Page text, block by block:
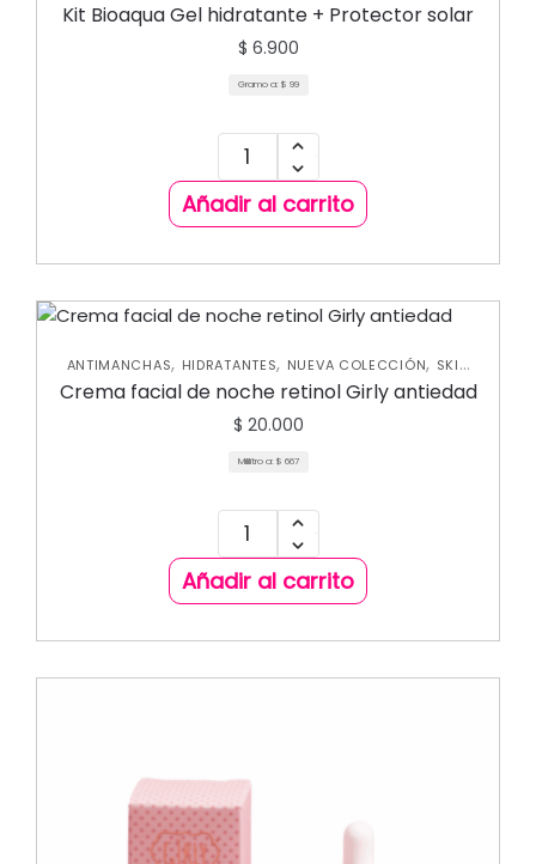
Kit Bioaqua Gel hidratante + Protector solar
$ 6.900
Gramo a: $ 99
Añadir al carrito
ANTIMANCHAS, HIDRATANTES, NUEVA COLECCIÓN, SKIN
CARE FACIAL
Crema facial de noche retinol Girly antiedad
$ 20.000
Mililitro a: $ 667
Añadir al carrito